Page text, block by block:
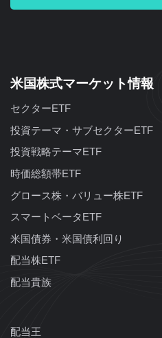
米国株式マーケット情報
セクターETF
投資テーマ・サブセクターETF
投資戦略テーマETF
時価総額帯ETF
グロース株・バリュー株ETF
スマートベータETF
米国債券・米国債利回り
配当株ETF
配当貴族
配当王